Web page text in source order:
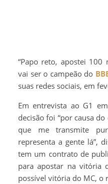
“Papo reto, apostei
vai ser o campeão do
suas redes sociais, em
Em entrevista ao G1
decisão foi “por causa do
que me transmite
representa a gente lá”,
tem um contrato de
para apostar na vitória
possível vitória do MC, o